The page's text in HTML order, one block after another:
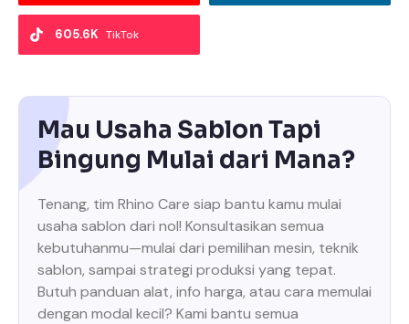
TikTok
605.6K
Mau Usaha Sablon Tapi
Bingung Mulai dari Mana?
Tenang, tim Rhino Care siap bantu kamu mulai
usaha sablon dari nol! Konsultasikan semua
kebutuhanmu—mulai dari pemilihan mesin, teknik
sablon, sampai strategi produksi yang tepat.
Butuh panduan alat, info harga, atau cara memulai
dengan modal kecil? Kami bantu semua